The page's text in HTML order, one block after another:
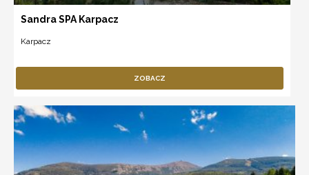
Sandra SPA Karpacz
Karpacz
ZOBACZ